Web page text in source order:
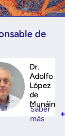
de
Dr.
Adolfo
López
de
Munáin
Saber
más